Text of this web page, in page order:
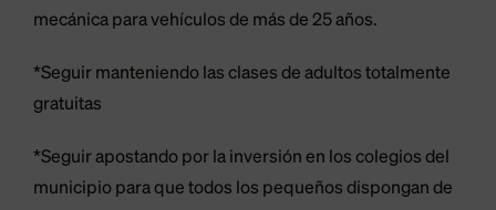
mecánica para vehículos de más de 25 años.
*Seguir manteniendo las clases de adultos totalmente
gratuitas
*Seguir apostando por la inversión en los colegios del
municipio para que todos los pequeños dispongan de